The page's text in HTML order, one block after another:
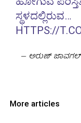
ಸ್ಥಳದಲ್ಲಿರುವ…
HTTPS://
— ಅರುಣ್ ಜಾವಗಲ್ |
More articles